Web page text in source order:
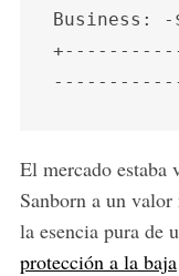
Business:
El mercado estaba
Sanborn a un
la esencia pura de
protección a la baja